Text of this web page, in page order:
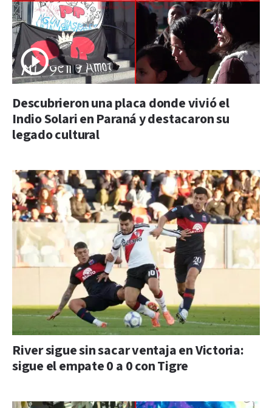
Descubrieron una placa donde vivió el
Indio Solari en Paraná y destacaron su
legado cultural
River sigue sin sacar ventaja en Victoria:
sigue el empate 0 a 0 con Tigre